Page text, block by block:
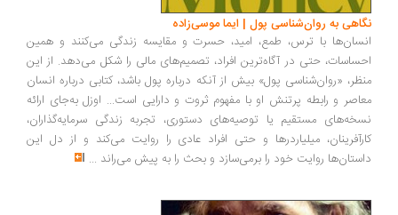
به روان‌شناسی پول | ایما موسی‌زاده
با ترس، طمع، امید، حسرت و مقایسه زندگی می‌کنند و همین
حتی در آگاه‌ترین افراد، تصمیم‌های مالی را شکل می‌دهد. از این
«روان‌شناسی پول» بیش از آنکه درباره پول باشد، کتابی درباره انسان
و رابطه پرتنش او با مفهوم ثروت و دارایی است... اوزل به‌جای ارائه
مستقیم یا توصیه‌های دستوری، تجربه زندگی سرمایه‌گذاران،
میلیاردرها و حتی افراد عادی را روایت می‌کند و از دل این
روایت خود را برمی‌سازد و بحث را به پیش می‌راند ...